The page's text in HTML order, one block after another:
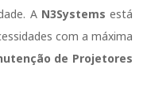
A N3Systems está
com a máxima
de Projetores